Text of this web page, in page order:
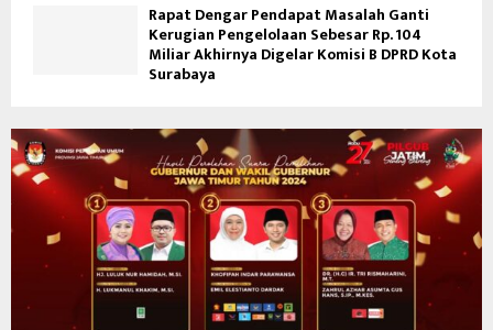
Rapat Dengar Pendapat Masalah Ganti
Kerugian Pengelolaan Sebesar Rp. 104
Miliar Akhirnya Digelar Komisi B DPRD Kota
Surabaya